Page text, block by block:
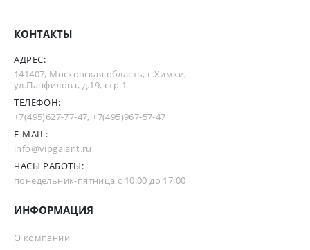
КОНТАКТЫ
АДРЕС:
141407, Московская область, г.Химки,
ул.Панфилова, д.19, стр.1
ТЕЛЕФОН:
+7(495)627-77-47,+7(495)967-57-47
E-MAIL:
info@vipgalant.ru
ЧАСЫ РАБОТЫ:
понедельник-пятница с 10:00 до 17:00
ИНФОРМАЦИЯ
О компании